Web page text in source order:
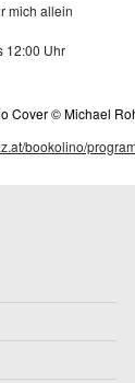
mich allein
12:00 Uhr
Cover © Michael
bookolino/